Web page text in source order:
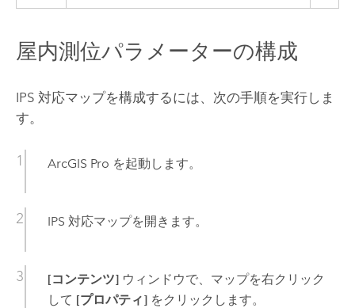
屋内測位パラメーターの構成
IPS 対応マップを構成するには、次の手順を実行しま
す。
ArcGIS Pro を起動します。
IPS 対応マップを開きます。
[コンテンツ]ウィンドウで、マップを右クリック
して [プロパティ]をクリックします。